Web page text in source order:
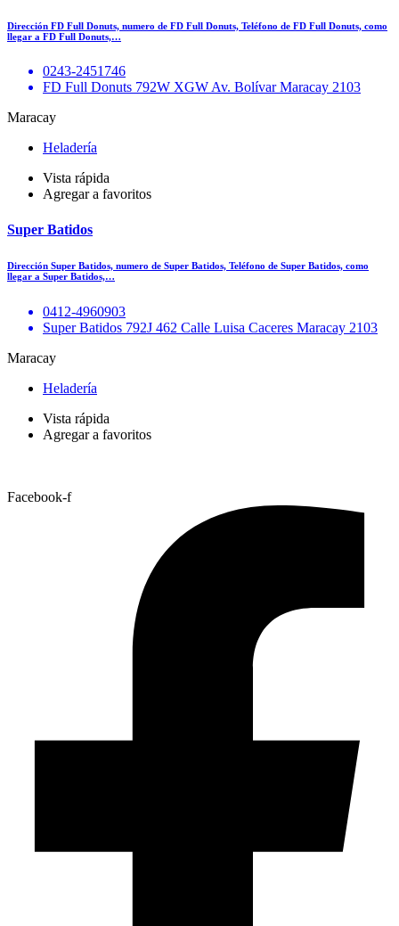
Dirección FD Full Donuts, numero de FD Full Donuts, Teléfono de FD Full Donuts, como
llegar a FD Full Donuts,…
0243-2451746
FD Full Donuts 792W XGW Av. Bolívar Maracay 2103
Maracay
Heladería
Vista rápida
Agregar a favoritos
Super Batidos
Dirección Super Batidos, numero de Super Batidos, Teléfono de Super Batidos, como
llegar a Super Batidos,…
0412-4960903
Super Batidos 792J 462 Calle Luisa Caceres Maracay 2103
Maracay
Heladería
Vista rápida
Agregar a favoritos
Facebook-f